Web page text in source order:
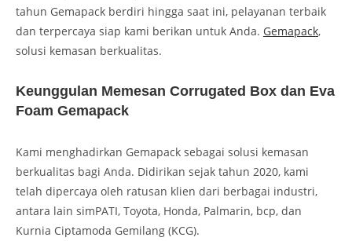
tahun Gemapack berdiri hingga saat ini, pelayanan terbaik
dan terpercaya siap kami berikan untuk Anda. Gemapack,
solusi kemasan berkualitas.
Keunggulan Memesan Corrugated Box dan Eva
Foam Gemapack
Kami menghadirkan Gemapack sebagai solusi kemasan
berkualitas bagi Anda. Didirikan sejak tahun 2020, kami
telah dipercaya oleh ratusan klien dari berbagai industri,
antara lain simPATI, Toyota, Honda, Palmarin, bcp, dan
Kurnia Ciptamoda Gemilang (KCG).